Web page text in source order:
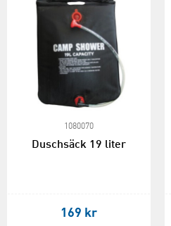
1080070
Duschsäck 19 liter
169 kr